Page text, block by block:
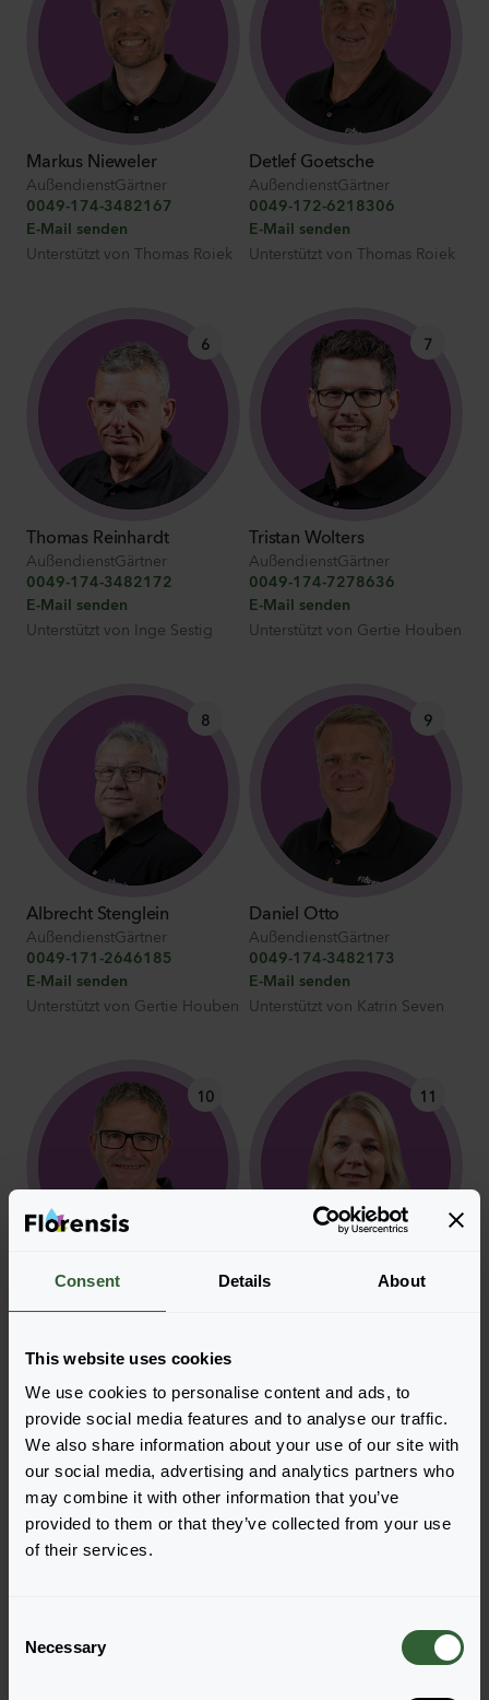
Consent Details About
This website uses cookies
We use cookies to personalise content and ads, to
provide social media features and to analyse our traffic.
We also share information about your use of our site with
our social media, advertising and analytics partners who
may combine it with other information that you’ve
provided to them or that they’ve collected from your use
of their services.
Necessary
Markus Nieweler
AußendienstGärtner
0049-174-3482167
E-Mail senden
Unterstützt von Thomas Roiek
Detlef Goetsche
AußendienstGärtner
0049-172-6218306
E-Mail senden
Unterstützt von Thomas Roiek
6
Thomas Reinhardt
AußendienstGärtner
0049-174-3482172
E-Mail senden
Unterstützt von Inge Sestig
7
Tristan Wolters
AußendienstGärtner
0049-174-7278636
E-Mail senden
Unterstützt von Gertie Houben
8
Albrecht Stenglein
AußendienstGärtner
0049-171-2646185
E-Mail senden
Unterstützt von Gertie Houben
9
Daniel Otto
AußendienstGärtner
0049-174-3482173
E-Mail senden
Unterstützt von Katrin Seven
10
Volker Bernhard
AußendienstGärtner
E-Mail senden
11
Nicole Smetz
12
Helmut Wagner
13